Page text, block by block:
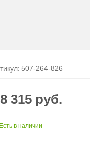
507-264-826
315 руб.
Есть в наличии